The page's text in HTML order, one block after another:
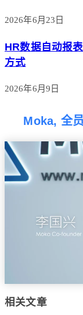
2026年6月23日
HR数据自动报
方式
2026年6月9日
Moka, 全
相关文章